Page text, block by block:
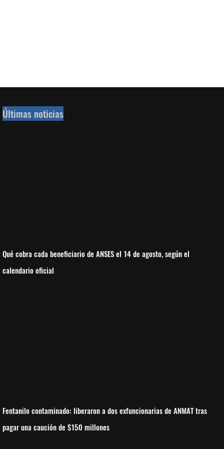
Últimas noticias
Qué cobra cada beneficiario de ANSES el 14 de agosto, según el
calendario oficial
Fentanilo contaminado: liberaron a dos exfuncionarias de ANMAT tras
pagar una caución de $150 millones